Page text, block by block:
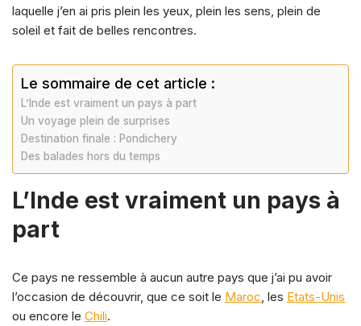
laquelle j’en ai pris plein les yeux, plein les sens, plein de
soleil et fait de belles rencontres.
Le sommaire de cet article :
L’Inde est vraiment un pays à part
Un voyage plein de surprises
Destination finale : Pondichery
Des balades hors du temps
L’Inde est vraiment un pays à
part
Ce pays ne ressemble à aucun autre pays que j’ai pu avoir
l’occasion de découvrir, que ce soit le Maroc , les Etats-Unis
ou encore le Chili.